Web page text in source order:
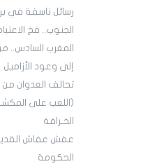
رسائل ناسفة في
الجنوب.. فخ
المغرب السادس..
إلى وعود الأزاميل
تحالف العدوان من
(اللعب على
الخـرافة
عفش عفاش
الحكومة